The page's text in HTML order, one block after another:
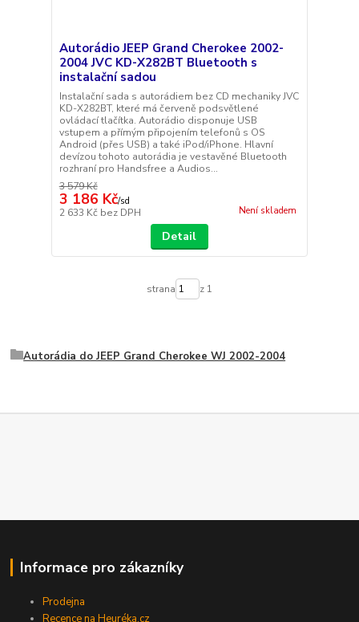
Autorádio JEEP Grand Cherokee 2002-
2004 JVC KD-X282BT Bluetooth s
instalační sadou
Instalační sada s autorádiem bez CD mechaniky JVC
KD-X282BT, které má červeně podsvětlené
ovládací tlačítka. Autorádio disponuje USB
vstupem a přímým připojením telefonů s OS
Android (přes USB) a také iPod/iPhone. Hlavní
devízou tohoto autorádia je vestavěné Bluetooth
rozhraní pro Handsfree a Audios...
3 579 Kč
3 186 Kč/sd
2 633 Kč bez DPH Není skladem
Detail
strana z 1
Autorádia do JEEP Grand Cherokee WJ 2002-2004
Informace pro zákazníky
Prodejna
Recence na Heuréka.cz